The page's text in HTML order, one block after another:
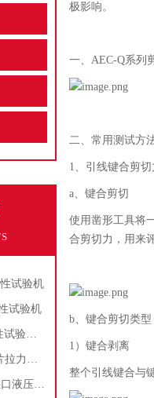
试验机
试验机
KZ-ECTS-500电磁铁特性试验系统
YH-16-16A16 工位电池片拉力试验机
KZ-LY71-UV冲击试样缺口液压拉床
极影响。
一、AEC-Q系列
二、常用测试方
1、引线键合剪
a、键合剪切
使用凿形工具将
合剪切力，用来
b、键合剪切类型
1）键合剥离
整个引线键合与